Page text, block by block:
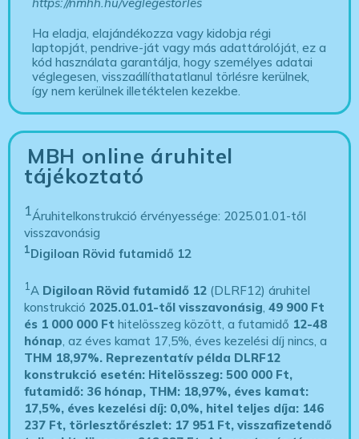
Ha eladja, elajándékozza vagy kidobja régi
laptopját, pendrive-ját vagy más adattárolóját, ez a
kód használata garantálja, hogy személyes adatai
véglegesen, visszaállíthatatlanul törlésre kerülnek,
így nem kerülnek illetéktelen kezekbe.
MBH online áruhitel
tájékoztató
1Áruhitelkonstrukció érvényessége: 2025.01.01-től
visszavonásig
1Digiloan Rövid futamidő 12
1A Digiloan Rövid futamidő 12 (DLRF12) áruhitel
konstrukció 2025.01.01-től visszavonásig,49 900 Ft
és 1 000 000 Ft hitelösszeg között, a futamidő 12-48
hónap, az éves kamat 17,5%, éves kezelési díj nincs, a
THM 18,97%. Reprezentatív példa DLRF12
konstrukció esetén: Hitelösszeg: 500 000 Ft,
futamidő: 36 hónap, THM: 18,97%, éves kamat:
17,5%, éves kezelési díj: 0,0%, hitel teljes díja: 146
237 Ft, törlesztőrészlet: 17 951 Ft, visszafizetendő